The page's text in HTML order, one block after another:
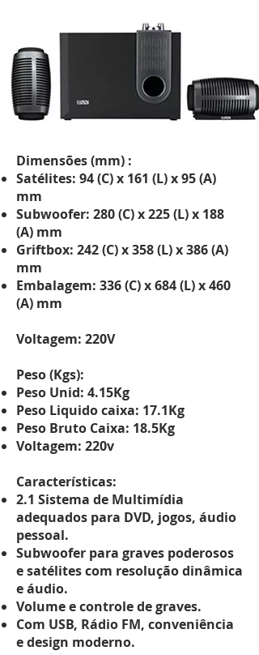
Dimensões (mm) :
Satélites: 94 (C) x 161 (L) x 95 (A)
mm
Subwoofer: 280 (C) x 225 (L) x 188
(A) mm
Griftbox: 242 (C) x 358 (L) x 386 (A)
mm
Embalagem: 336 (C) x 684 (L) x 460
(A) mm
Voltagem: 220V
Peso (Kgs):
Peso Unid: 4.15Kg
Peso Liquido caixa: 17.1Kg
Peso Bruto Caixa: 18.5Kg
Voltagem: 220v
Características:
2.1 Sistema de Multimídia
adequados para DVD, jogos, áudio
pessoal.
Subwoofer para graves poderosos
e satélites com resolução dinâmica
e áudio.
Volume e controle de graves.
Com USB, Rádio FM, conveniência
e design moderno.